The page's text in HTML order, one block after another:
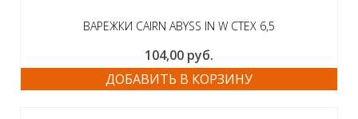
ВАРЕЖКИ CAIRN ABYSS IN W CTEX 6,5
104,00 руб.
ДОБАВИТЬ В КОРЗИНУ